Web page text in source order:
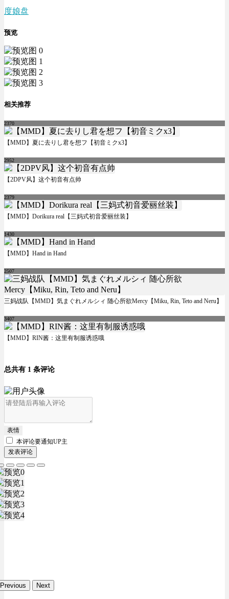
度娘盘
预览
相关推荐
2370
【MMD】夏に去りし君を想フ【初音ミクx3】
2952
【2DPV风】这个初音有点帅
2379
【MMD】Dorikura real【三妈式初音爱丽丝装】
1430
【MMD】Hand in Hand
2507
三妈战队【MMD】気まぐれメルシィ 随心所欲Mercy【Miku, Rin, Teto and Neru】
3407
【MMD】RIN酱：这里有制服诱惑哦
总共有 1 条评论
表情
本评论要通知UP主
发表评论
Previous Next